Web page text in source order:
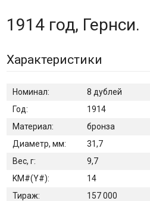
1914 год, Гернси.
Характеристики
Номинал:
8 дублей
Год:
1914
Материал:
бронза
Диаметр, мм:
31,7
Вес, г:
9,7
KM#(Y#):
14
Тираж:
157 000